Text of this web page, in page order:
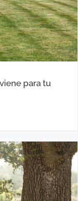
para tu